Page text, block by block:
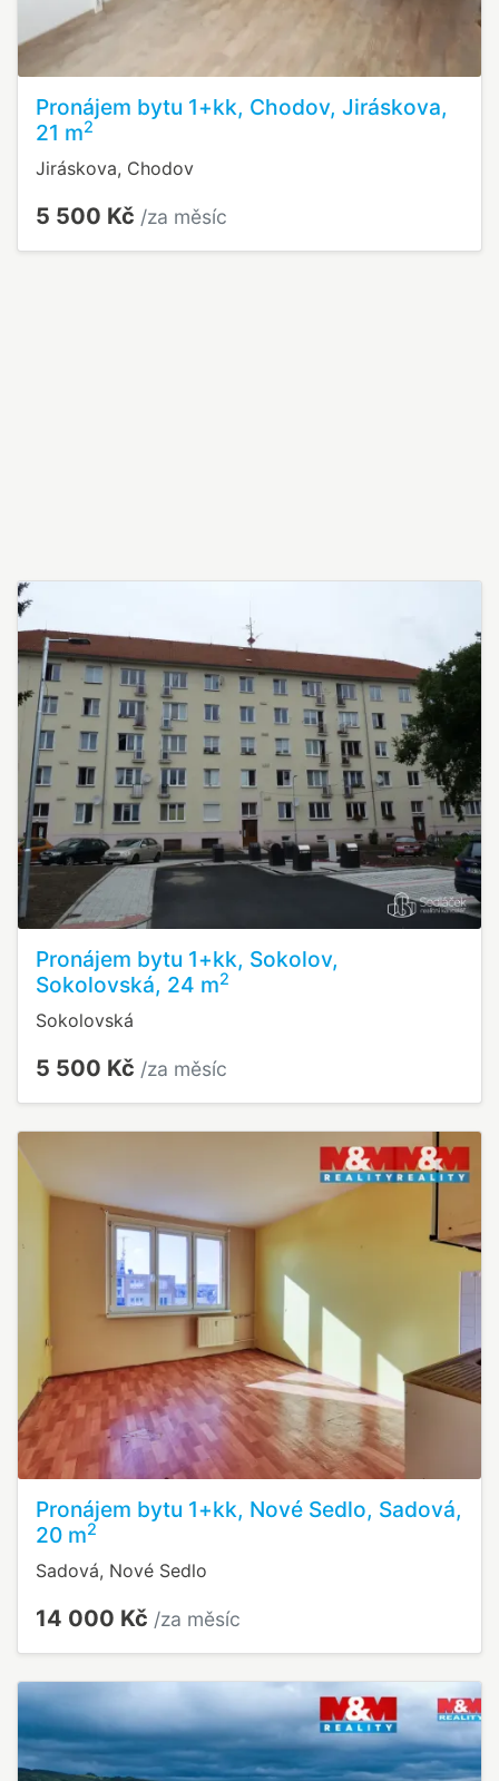
Pronájem bytu 1+kk, Chodov, Jiráskova,
21 m2
Jiráskova, Chodov
5 500 Kč /za měsíc
Pronájem bytu 1+kk, Sokolov,
Sokolovská, 24 m2
Sokolovská
5 500 Kč /za měsíc
Pronájem bytu 1+kk, Nové Sedlo, Sadová,
20 m2
Sadová, Nové Sedlo
14 000 Kč /za měsíc